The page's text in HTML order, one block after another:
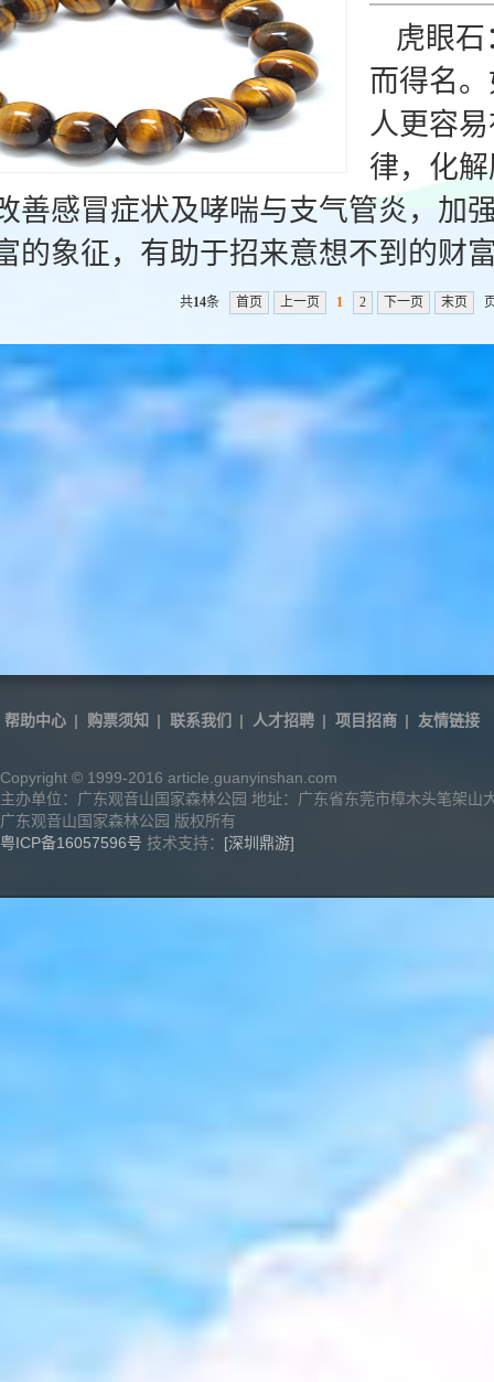
虎眼石
而得名
人更容
律，化
善感冒症状及哮喘与支气管炎，加
的象征，有助于招来意想不到的财
共14条 首页 上一页 1 2 下一页 末页
帮助中心 | 购票须知 | 联系我们 | 人才招聘 | 项目招商 | 友情链接
Copyright © 1999-2016 article.guanyinshan.com
主办单位：广东观音山国家森林公园 地址：广东省东莞市樟木头笔架山
广东观音山国家森林公园 版权所有
粤ICP备16057596号 技术支持： [深圳鼎游]